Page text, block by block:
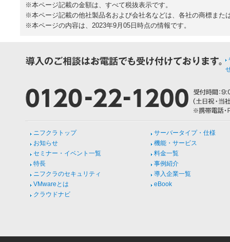
※本ページ記載の金額は、すべて税抜表示です。
※本ページ記載の他社製品名および会社名などは、各社の商標また
※本ページの内容は、2023年9月05日時点の情報です。
ニフクラトップ
お知らせ
セミナー・イベント一覧
特長
ニフクラのセキュリティ
VMwareとは
クラウドナビ
サーバータイプ・仕様
機能・サービス
料金一覧
事例紹介
導入企業一覧
eBook